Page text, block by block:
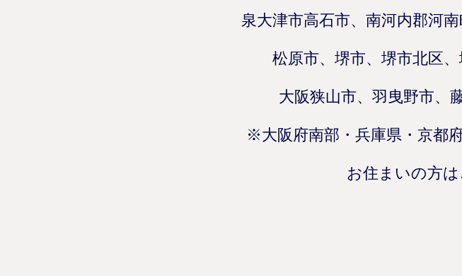
泉大津市高石市、南河内郡河
松原市、堺市、堺市北区
大阪狭山市、羽曳野市、
※大阪府南部・兵庫県・京都
お住まいの方は